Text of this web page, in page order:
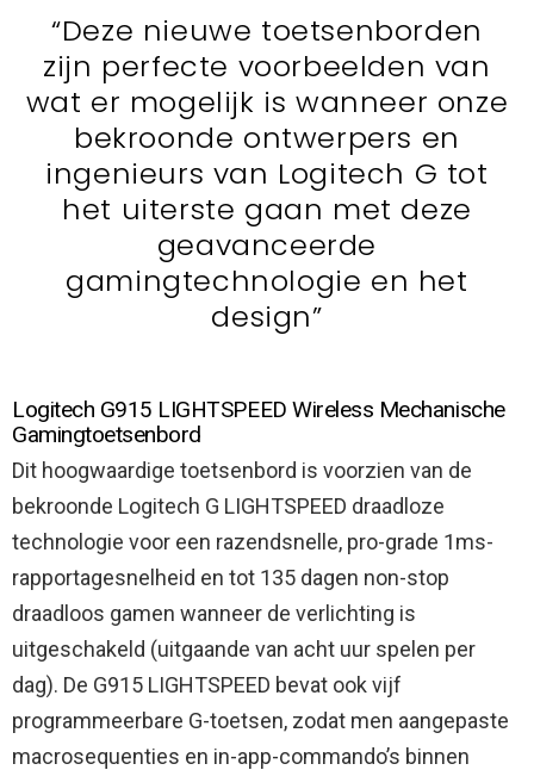
“Deze nieuwe toetsenborden
zijn perfecte voorbeelden van
wat er mogelijk is wanneer onze
bekroonde ontwerpers en
ingenieurs van Logitech G tot
het uiterste gaan met deze
geavanceerde
gamingtechnologie en het
design”
Logitech G915 LIGHTSPEED Wireless Mechanische
Gamingtoetsenbord
Dit hoogwaardige toetsenbord is voorzien van de
bekroonde Logitech G LIGHTSPEED draadloze
technologie voor een razendsnelle, pro-grade 1ms-
rapportagesnelheid en tot 135 dagen non-stop
draadloos gamen wanneer de verlichting is
uitgeschakeld (uitgaande van acht uur spelen per
dag). De G915 LIGHTSPEED bevat ook vijf
programmeerbare G-toetsen, zodat men aangepaste
macrosequenties en in-app-commando’s binnen